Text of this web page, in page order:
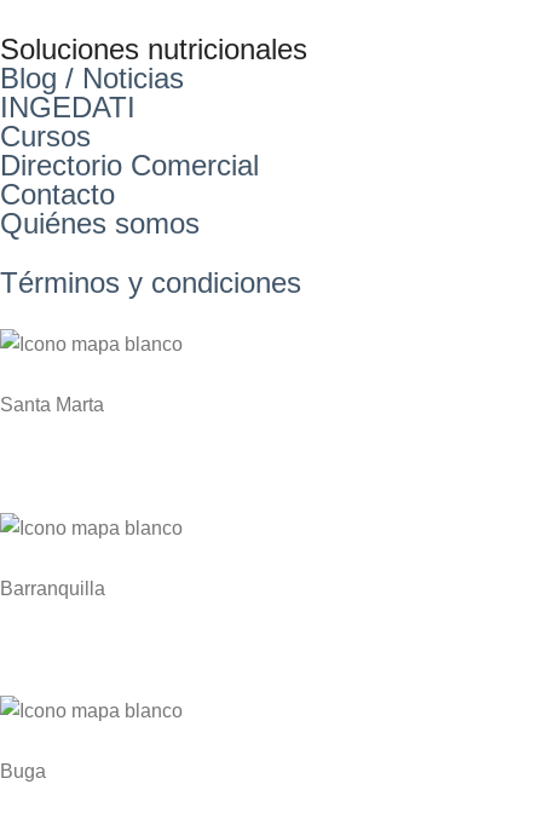
Soluciones nutricionales
Blog / Noticias
INGEDATI
Cursos
Directorio Comercial
Contacto
Quiénes somos
Términos y condiciones
Santa Marta
Barranquilla
Buga